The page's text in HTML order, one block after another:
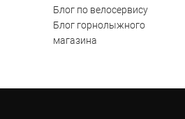
Блог по велосервису
Блог горнолыжного
магазина